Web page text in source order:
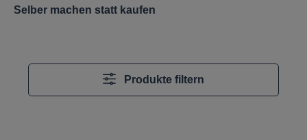
Selber machen statt kaufen
Produkte filtern